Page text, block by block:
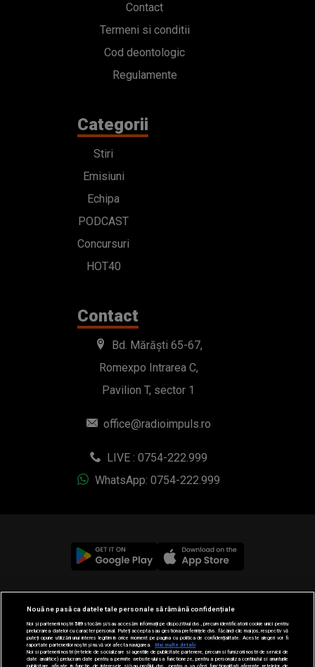
Contact
Termeni si conditii
Cod deontologic
Regulamente
Categorii
Stiri
Emisiuni
Echipa
PODCAST
Concursuri
HOT40
Contact
Bd. Mărăști 65-67,
Romexpo Intrarea C,
Pavilion T, sector 1
office@radioimpuls.ro
LIVE : 0754-222.999
WhatsApp: 0754-222.999
© 2019-2026 DOGAN MEDIA INTERNATIONAL SA, Toate
drepturile rezervate.
Nouă ne pasă ca datele tale personale să rămână confidențiale
Noi și partenerii noștri589stocăm și/sau accesăm informații pe dispozitivul dvs., precum identificatorii cookie unici pentru
prelucrarea datelor cu caracter personal. Puteți accepta sau gestiona preferințele dvs. făcând clic mai jos, respectiv vă
puteți opune utilizării unui interes legitim în orice moment pe pagina cu politica de confidențialitate. Aceste alegeri vor fi
raportate partenerilor noștri și nu vă vor afecta navigarea.
Mai multe detalii
Noi si partenerii nostri (retelele de socializare si agentiile de publicitate partenere, precum si furnizorii nostri de servicii de
date analitice) prelucram date pentru a permite website-ului sa functioneze, pentru a personaliza continutul si anunturile
publicitare afisate in functie de interesele si/sau profilul dvs., pentru a va oferi functionalitati aferente retelelor de